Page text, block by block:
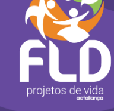
no Recurso
em Direitos da